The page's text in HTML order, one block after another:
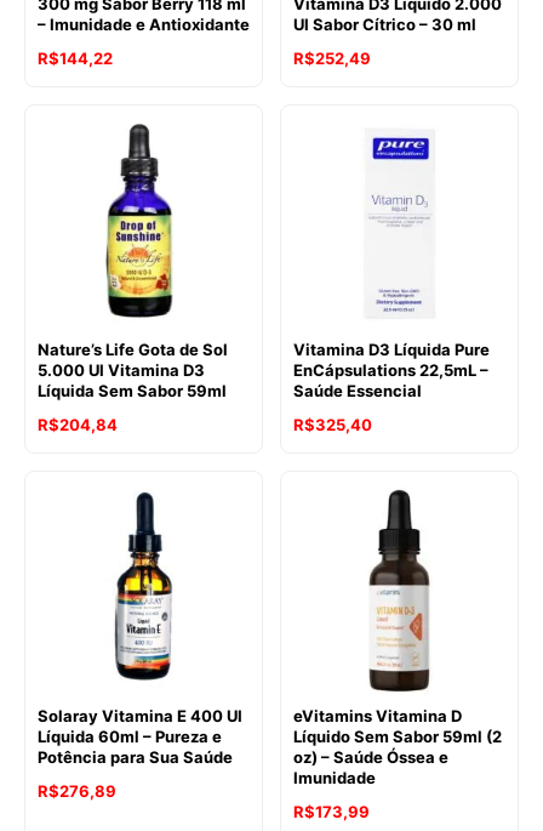
300 mg Sabor Berry 118 ml
– Imunidade e Antioxidante
R$144,22
Vitamina D3 Líquido 2.000
UI Sabor Cítrico – 30 ml
R$252,49
Nature’s Life Gota de Sol
5.000 UI Vitamina D3
Líquida Sem Sabor 59ml
R$204,84
Vitamina D3 Líquida Pure
EnCápsulations 22,5mL –
Saúde Essencial
R$325,40
Solaray Vitamina E 400 UI
Líquida 60ml – Pureza e
Potência para Sua Saúde
R$276,89
eVitamins Vitamina D
Líquido Sem Sabor 59ml (2
oz) – Saúde Óssea e
Imunidade
R$173,99